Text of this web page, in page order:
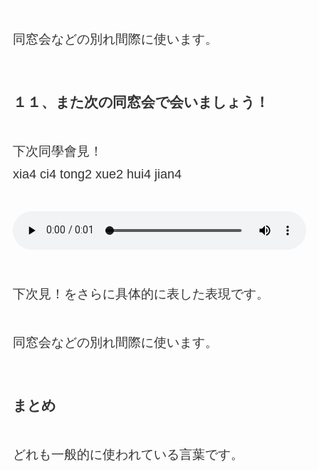
同窓会などの別れ間際に使います。
１１、また次の同窓会で会いましょう！
下次同學會見！
xia4 ci4 tong2 xue2 hui4 jian4
下次見！をさらに具体的に表した表現です。
同窓会などの別れ間際に使います。
まとめ
どれも一般的に使われている言葉です。